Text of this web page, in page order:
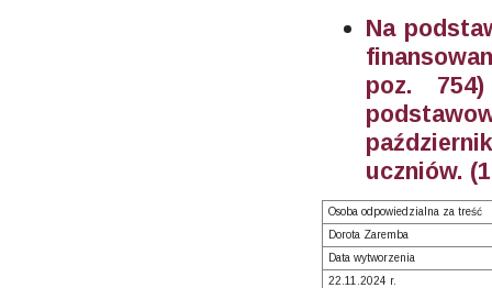
Na
poz.
uczniów.
Osoba odpowiedzialna za treść
Dorota Zaremba
Data wytworzenia
22.11.2024 r.